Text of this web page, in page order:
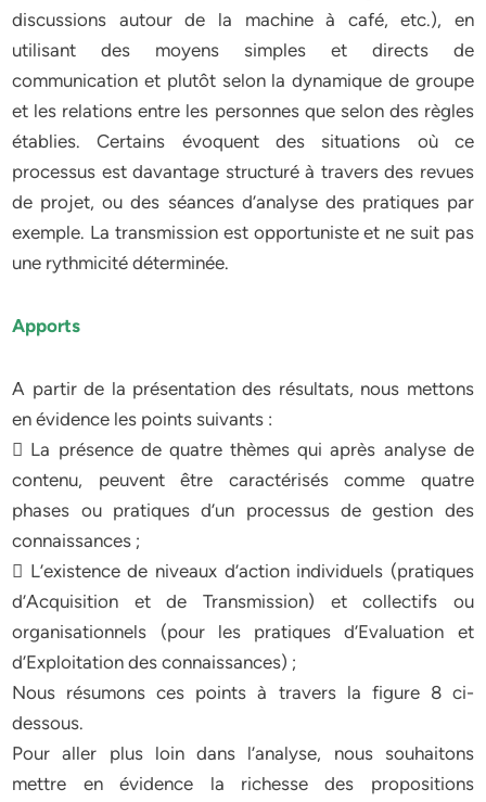
discussions autour de la machine à café, etc.), en
utilisant des moyens simples et directs de
communication et plutôt selon la dynamique de groupe
et les relations entre les personnes que selon des règles
établies. Certains évoquent des situations où ce
processus est davantage structuré à travers des revues
de projet, ou des séances d’analyse des pratiques par
exemple. La transmission est opportuniste et ne suit pas
une rythmicité déterminée.
Apports
A partir de la présentation des résultats, nous mettons
en évidence les points suivants :
 La présence de quatre thèmes qui après analyse de
contenu, peuvent être caractérisés comme quatre
phases ou pratiques d’un processus de gestion des
connaissances ;
 L’existence de niveaux d’action individuels (pratiques
d’Acquisition et de Transmission) et collectifs ou
organisationnels (pour les pratiques d’Evaluation et
d’Exploitation des connaissances) ;
Nous résumons ces points à travers la figure 8 ci-
dessous.
Pour aller plus loin dans l’analyse, nous souhaitons
mettre en évidence la richesse des propositions